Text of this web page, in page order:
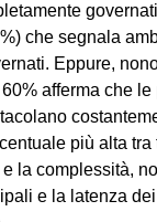
che segnala
Eppure,
afferma che
più alta tra
la complessità,
e la latenza